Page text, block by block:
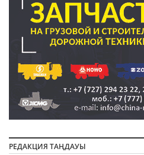
РЕДАКЦИЯ ТАҢДАУЫ